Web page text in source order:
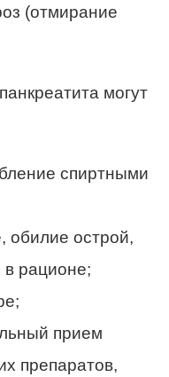
(отмирание
могут
спиртными
обилие острой,
рационе;
прием
препаратов,